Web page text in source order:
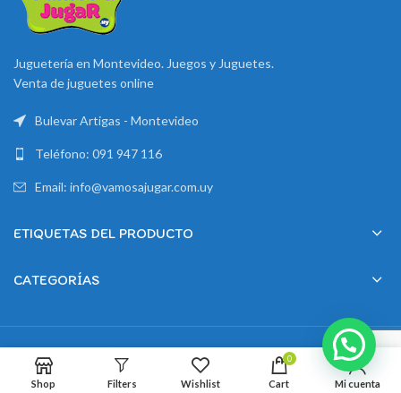
Juguetería en Montevideo. Juegos y Juguetes.
Venta de juguetes online
Bulevar Artigas - Montevideo
Teléfono: 091 947 116
Email: info@vamosajugar.com.uy
ETIQUETAS DEL PRODUCTO
CATEGORÍAS
Montevideo Marketing
Shop Filters Wishlist
0
Cart Mi cuenta